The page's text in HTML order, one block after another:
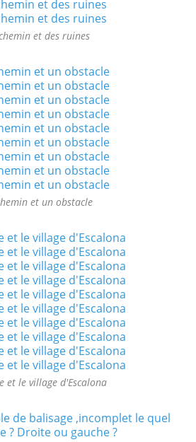
et des ruines
et un obstacle
et le village d'Escalona